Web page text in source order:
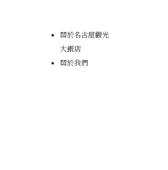
關於名古屋觀光
大飯店
關於我們